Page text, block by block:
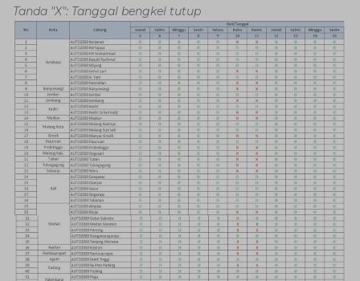
Tanda "X": Tanggal bengkel tutup